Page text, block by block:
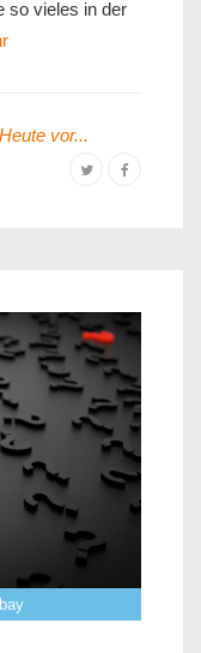
so vieles in der
Heute vor...